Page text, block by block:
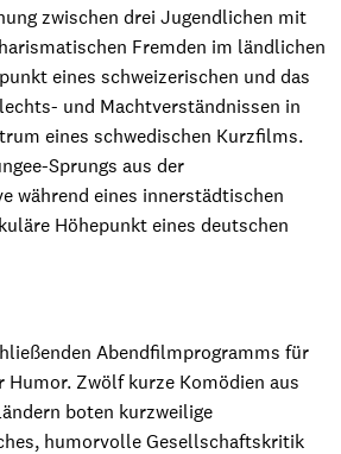
zwischen drei Jugendlichen mit
Fremden im ländlichen
eines schweizerischen und das
und Machtverständnissen in
eines schwedischen Kurzfilms.
Sprungs aus der
während eines innerstädtischen
Höhepunkt eines deutschen
Abendfilmprogramms für
Humor. Zwölf kurze Komödien aus
boten kurzweilige
humorvolle Gesellschaftskritik